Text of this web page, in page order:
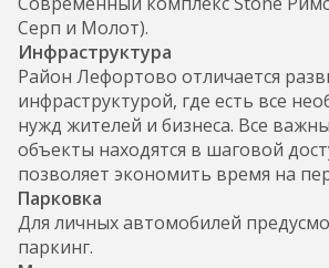
Серп и Молот).
Инфраструктура
Район Лефортово отличается
инфраструктурой, где есть все
нужд жителей и бизнеса. Все
объекты находятся в шаговой
позволяет экономить время на
Парковка
Для личных автомобилей
паркинг.